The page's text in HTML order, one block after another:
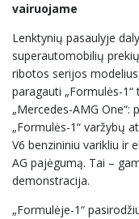
vairuojame
Lenktynių pasaulyje
superautomobilių
ribotos serijos
paragauti „Formulės-
„Mercedes-AMG
„Formulės-1“ varžybų
V6 benzininiu varikliu ir
AG pajėgumą. Tai –
demonstracija.
„Formulėje-1“